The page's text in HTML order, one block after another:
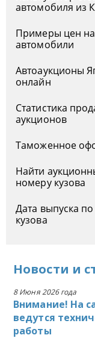
автомобиля из
Примеры цен на
автомобили
Автоаукционы
онлайн
Статистика
аукционов
Таможенное
Найти
номеру кузова
Дата выпуска
кузова
Новости и
8 Июня 2026 года
Внимание! На
ведутся
работы